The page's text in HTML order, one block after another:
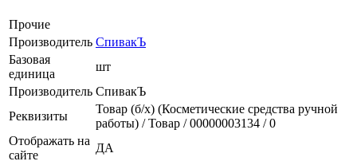
Прочие
Производитель СпивакЪ
Базовая
единица
шт
Производитель СпивакЪ
Реквизиты
Товар (б/х) (Косметические средства ручной
работы) / Товар / 00000003134 / 0
Отображать на
сайте
ДА